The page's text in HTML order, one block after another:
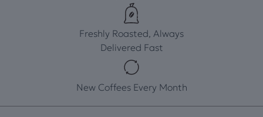
Freshly Roasted, Always
Delivered Fast
New Coffees Every Month